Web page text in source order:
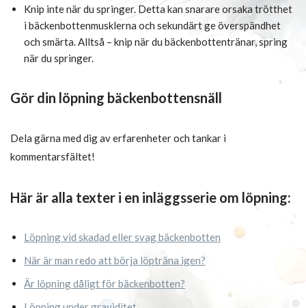
Knip inte när du springer. Detta kan snarare orsaka trötthet
i bäckenbottenmusklerna och sekundärt ge överspändhet
och smärta. Alltså – knip när du bäckenbottentränar, spring
när du springer.
Gör din löpning bäckenbottensnäll
Dela gärna med dig av erfarenheter och tankar i
kommentarsfältet!
Här är alla texter i en inläggsserie om löpning:
Löpning vid skadad eller svag bäckenbotten
När är man redo att börja löpträna igen?
Är löpning dåligt för bäckenbotten?